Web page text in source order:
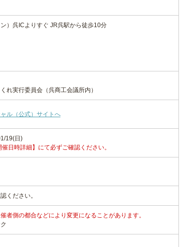
）呉ICよりすぐ JR呉駅から徒歩10分
れ実行委員会（呉商工会議所内）
ル（公式）サイトへ
19(日)
日時詳細】にて必ずご確認ください。
ください。
者側の都合などにより変更になることがあります。